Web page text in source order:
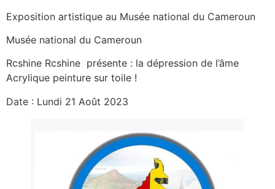
Exposition artistique au Musée national du Cameroun
Musée national du Cameroun
Rcshine Rcshine présente : la dépression de l’âme
Acrylique peinture sur toile !
Date : Lundi 21 Août 2023